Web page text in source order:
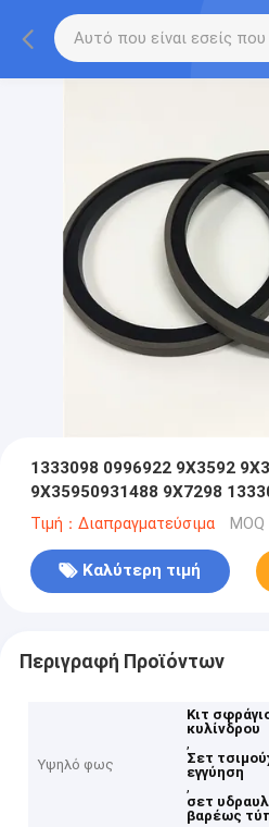
1333098 0996922 9X3592
9X35950931488 9X7298
9X7301 9X36601 9X36019
Τιμή：Διαπραγματεύσιμα
Καλύτερη τιμή
Περιγραφή Προϊόντων
Υψηλό φως
Κιτ
κυλίνδρου
,
Σετ
εγγύηση
,
σετ
βαρέως